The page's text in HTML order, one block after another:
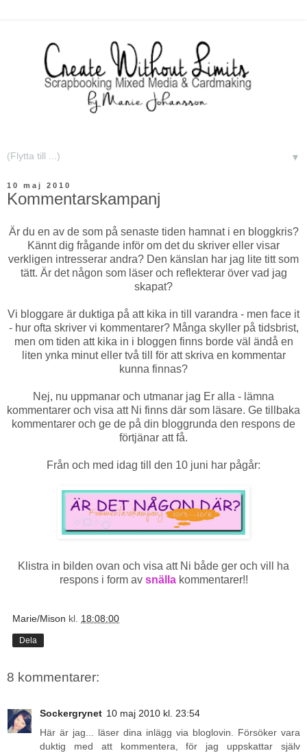
▼
10 maj 2010
Kommentarskampanj
Är du en av de som på senaste tiden hamnat i en bloggkris?
Kännt dig frågande inför om det du skriver eller visar
verkligen intresserar andra? Den känslan har jag lite titt som
tätt. Är det någon som läser och reflekterar över vad jag
skapat?
Vi bloggare är duktiga på att kika in till varandra - men face it
- hur ofta skriver vi kommentarer? Många skyller på tidsbrist,
men om tiden att kika in i bloggen finns borde väl ändå en
liten ynka minut eller två till för att skriva en kommentar
kunna finnas?
Nej, nu uppmanar och utmanar jag Er alla - lämna
kommentarer och visa att Ni finns där som läsare. Ge tillbaka
kommentarer och ge de på din bloggrunda den respons de
förtjänar att få.
Från och med idag till den 10 juni har pågår:
Klistra in bilden ovan och visa att Ni både ger och vill ha
respons i form av snällakommentarer!!
Marie/Mison kl. 18:08:00
Dela
8 kommentarer:
Sockergrynet 10 maj 2010 kl. 23:54
Här är jag... läser dina inlägg via bloglovin. Försöker vara
duktig med att kommentera, för jag uppskattar själv